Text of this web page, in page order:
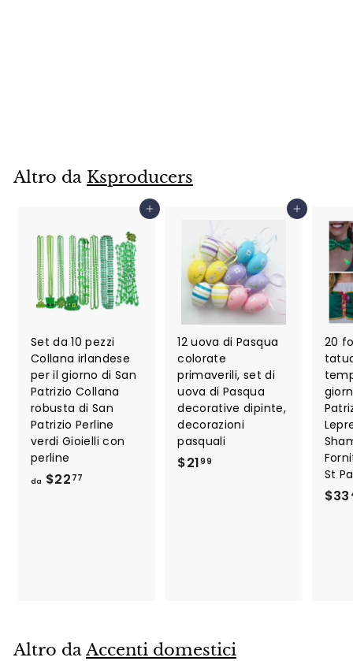
9
Altro da Ksproducers
Aggiungi al carrello
Set da 10 pezzi
Collana irlandese
per il giorno di San
Patrizio Collana
robusta di San
Patrizio Perline
verdi Gioielli con
perline
da $22 77
Aggiungi al carrello
12 uova di Pasqua
colorate
primaverili, set di
uova di Pasqua
decorative dipinte,
decorazioni
pasquali
$2199
20
St
$33
Altro daAccenti domestici